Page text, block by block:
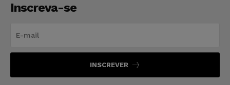
Inscreva-se
INSCREVER